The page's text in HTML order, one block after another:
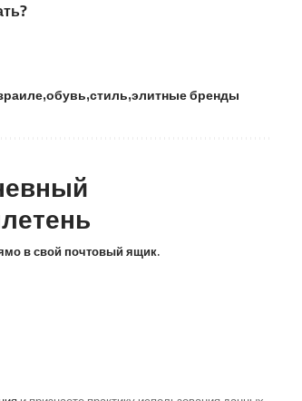
обувь стиль элитные бренды
в свой почтовый ящик.